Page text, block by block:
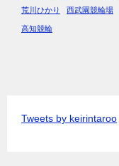
荒川ひかり 西武園競輪場
高知競輪
Tweets by keirintaroo